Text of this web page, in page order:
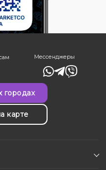
Мессенджеры
городах
карте